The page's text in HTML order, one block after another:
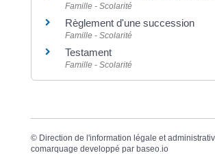
Famille - Scolarité
Règlement d'une succession
Famille - Scolarité
Testament
Famille - Scolarité
© Direction de l'information légale et
comarquage developpé par baseo.io